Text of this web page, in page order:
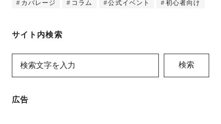
カバレージ コラム 公式イベント 初心者向け
サイト内検索
検索
広告